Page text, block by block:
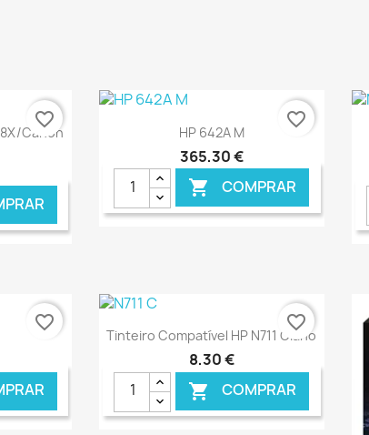
Canon
favorite_border Ver+
HP 642A M
365,30 €
 COMPRAR
favorite_border
favorite_border Ver+
Tinteiro Compatível HP N711 Ciano
8,30 €
 COMPRAR
favorite_border